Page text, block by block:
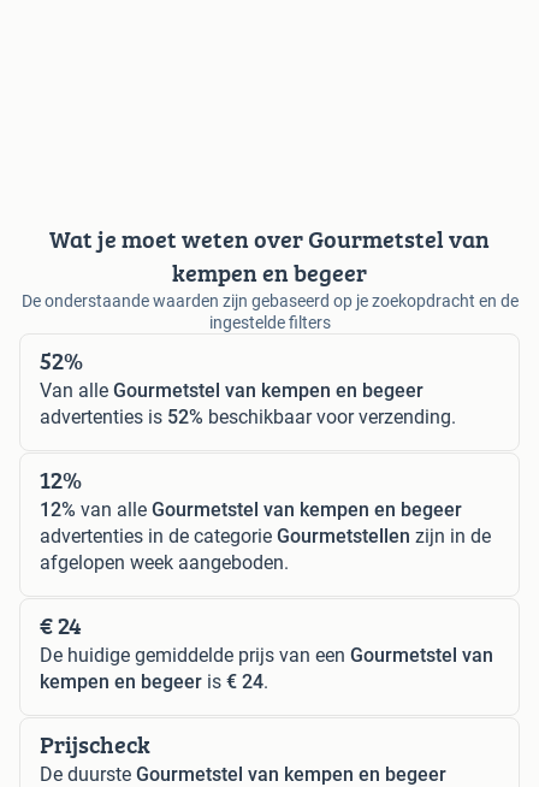
Wat je moet weten over Gourmetstel van
kempen en begeer
De onderstaande waarden zijn gebaseerd op je zoekopdracht en de
ingestelde filters
52%
Van alle Gourmetstel van kempen en begeer
advertenties is 52% beschikbaar voor verzending.
12%
12% van alle Gourmetstel van kempen en begeer
advertenties in de categorie Gourmetstellen zijn in de
afgelopen week aangeboden.
€ 24
De huidige gemiddelde prijs van een Gourmetstel van
kempen en begeer is € 24.
Prijscheck
De duurste Gourmetstel van kempen en begeer